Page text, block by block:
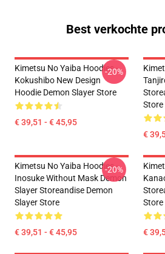
Best verkochte
Kimetsu No Yaiba Hoodies -
Kokushibo New Design
Hoodie Demon Slayer Store
€ 39,51 - € 45,95
-20%
Store
€
Kimetsu No Yaiba Hoodies -
Inosuke Without Mask Demon
Slayer Storeandise Demon
Slayer Store
€ 39,51 - € 45,95
-20%
Store
€